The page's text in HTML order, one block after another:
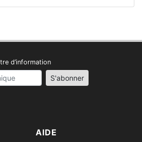
AIDE
d’information
S'abonner